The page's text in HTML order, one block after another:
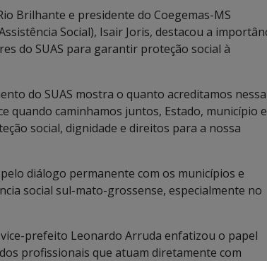
Brilhante e presidente do Coegemas-MS
Social), Isair Joris, destacou a
do SUAS para garantir proteção social à
do SUAS mostra o quanto acreditamos nessa
quando caminhamos juntos, Estado, município e
social, dignidade e direitos para a nossa
diálogo permanente com os municípios e
social sul-mato-grossense, especialmente no
prefeito Leonardo Arruda enfatizou o papel
profissionais que atuam diretamente com